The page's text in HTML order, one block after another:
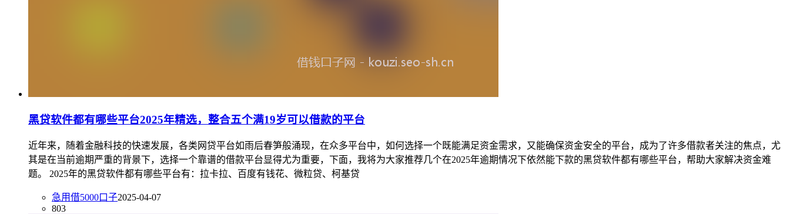
黑贷软件都有哪些平台2025年精选，整合五个满19岁可以借款的平台
近年来，随着金融科技的快速发展，各类网贷平台如雨后春笋般涌现，在众多平台中，如何选择一个既能满足资金需求，又能确保资金安全的平台，成为了许多借款者关注的焦点，尤
其是在当前逾期严重的背景下，选择一个靠谱的借款平台显得尤为重要，下面，我将为大家推荐几个在2025年逾期情况下依然能下款的黑贷软件都有哪些平台，帮助大家解决资金难
题。 2025年的黑贷软件都有哪些平台有：拉卡拉、百度有钱花、微粒贷、柯基贷
急用借5000口子2025-04-07
803